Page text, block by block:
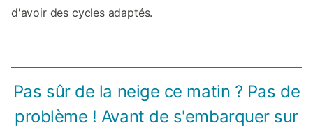
d'avoir des cycles adaptés.
Pas sûr de la neige ce matin ? Pas de
problème ! Avant de s'embarquer sur